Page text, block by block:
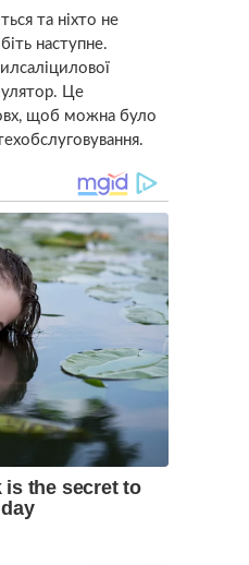
та ніхто не
наступне.
Це
щоб можна було